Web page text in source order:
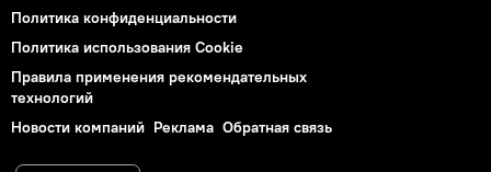
Политика конфиденциальности
Политика использования Cookie
Правила применения рекомендательных
технологий
Новости компаний Реклама Обратная связь